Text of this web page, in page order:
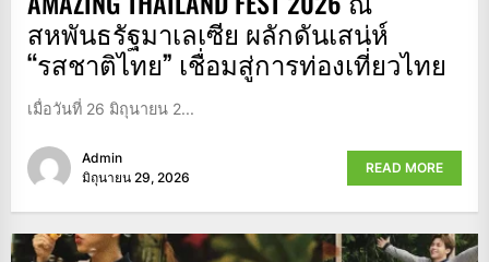
สหพันธรัฐมาเลเซีย ผลักดันเสน่ห์
“รสชาติไทย” เชื่อมสู่การท่องเที่ยวไทย
เมื่อวันที่ 26 มิถุนายน 2...
Admin
มิถุนายน 29, 2026
READ MORE